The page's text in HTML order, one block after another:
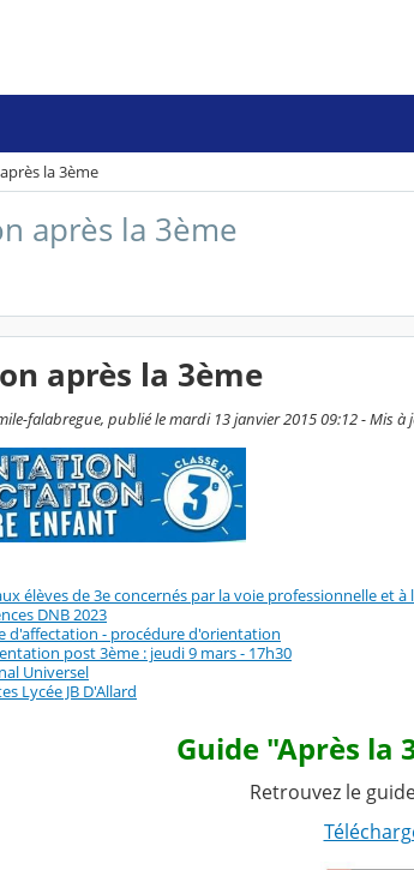
la 3ème
après la 3ème
après la 3ème
falabregue, publié le mardi 13 janvier 2015 09:12 - Mis
élèves de 3e concernés par la voie professionnelle et à
DNB 2023
d'affectation - procédure d'orientation
post 3ème : jeudi 9 mars - 17h30
Universel
Lycée JB D'Allard
Guide "Après la
Retrouvez le